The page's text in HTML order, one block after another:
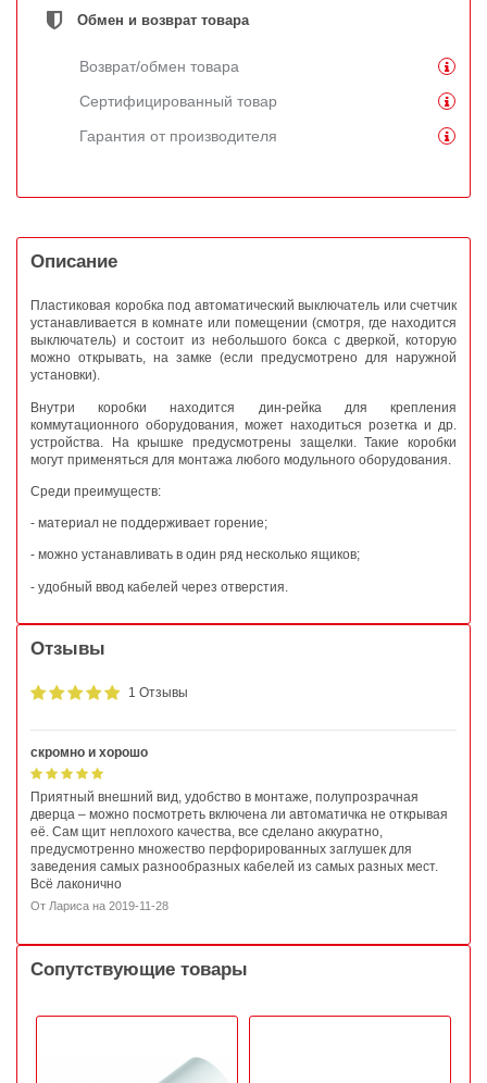
Обмен и возврат товара
Возврат/обмен товара
Сертифицированный товар
Гарантия от производителя
Описание
Пластиковая коробка под автоматический выключатель или счетчик
устанавливается в комнате или помещении (смотря, где находится
выключатель) и состоит из небольшого бокса с дверкой, которую
можно открывать, на замке (если предусмотрено для наружной
установки).
Внутри коробки находится дин-рейка для крепления
коммутационного оборудования, может находиться розетка и др.
устройства. На крышке предусмотрены защелки. Такие коробки
могут применяться для монтажа любого модульного оборудования.
Среди преимуществ:
- материал не поддерживает горение;
- можно устанавливать в один ряд несколько ящиков;
- удобный ввод кабелей через отверстия.
Отзывы
1 Отзывы
скромно и хорошо
Приятный внешний вид, удобство в монтаже, полупрозрачная
дверца – можно посмотреть включена ли автоматичка не открывая
её. Сам щит неплохого качества, все сделано аккуратно,
предусмотренно множество перфорированных заглушек для
заведения самых разнообразных кабелей из самых разных мест.
Всё лаконично
От Лариса на 2019-11-28
Сопутствующие товары